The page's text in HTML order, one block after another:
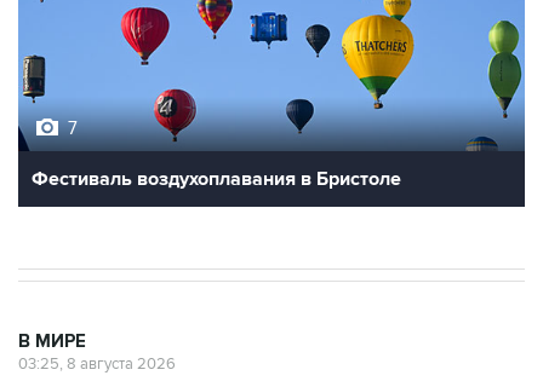
7
Фестиваль воздухоплавания в Бристоле
В МИРЕ
03:25, 8 августа 2026